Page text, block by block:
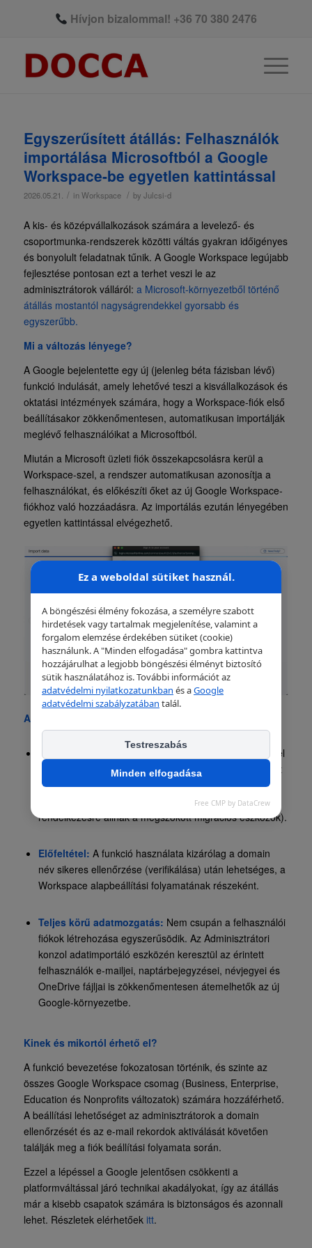
Hívjon bizalommal! +36 70 380 2476
Egyszerűsített átállás: Felhasználók
importálása Microsoftból a Google
Workspace-be egyetlen kattintással
2026.05.21. / inWorkspace / by Julcsi-d
A kis- és középvállalkozások számára a levelező- és
csoportmunka-rendszerek közötti váltás gyakran időigényes
és bonyolult feladatnak tűnik. A Google Workspace legújabb
fejlesztése pontosan ezt a terhet veszi le az
adminisztrátorok válláról: a Microsoft-környezetből történő
átállás mostantól nagyságrendekkel gyorsabb és
egyszerűbb.
Mi a változás lényege?
A Google bejelentette egy új (jelenleg béta fázisban lévő)
funkció indulását, amely lehetővé teszi a kisvállalkozások és
oktatási intézmények számára, hogy a Workspace-fiók első
beállításakor zökkenőmentesen, automatikusan importálják
meglévő felhasználóikat a Microsoftból.
Miután a Microsoft üzleti fiók összekapcsolásra kerül a
Workspace-szel, a rendszer automatikusan azonosítja a
felhasználókat, és előkészíti őket az új Google Workspace-
fiókhoz való hozzáadásra. Az importálás ezután lényegében
egyetlen kattintással elvégezhető.
A funkció legfontosabb részletei:
Gyorsított felhasználókezelés:A funkció segítségével
a szervezetek egyszerre akár 10 Microsoft-felhasználót
is importálhatnak teljesen automatikusan az új
rendszerbe (több felhasználó esetén továbbra is
rendelkezésre állnak a megszokott migrációs eszközök).
Előfeltétel: A funkció használata kizárólag a domain
név sikeres ellenőrzése (verifikálása) után lehetséges, a
Workspace alapbeállítási folyamatának részeként.
Teljes körű adatmozgatás: Nem csupán a felhasználói
fiókok létrehozása egyszerűsödik. Az Adminisztrátori
konzol adatimportáló eszközén keresztül az érintett
felhasználók e-mailjei, naptárbejegyzései, névjegyei és
OneDrive fájljai is zökkenőmentesen átemelhetők az új
Google-környezetbe.
Kinek és mikortól érhető el?
A funkció bevezetése fokozatosan történik, és szinte az
összes Google Workspace csomag (Business, Enterprise,
Education és Nonprofits változatok) számára hozzáférhető.
A beállítási lehetőséget az adminisztrátorok a domain
ellenőrzését és az e-mail rekordok aktiválását követően
találják meg a fiók beállítási folyamata során.
Ezzel a lépéssel a Google jelentősen csökkenti a
platformváltással járó technikai akadályokat, így az átállás
már a kisebb csapatok számára is biztonságos és azonnali
lehet. Részletek elérhetőek itt.
Ez a weboldal sütiket használ.
A böngészési élmény fokozása, a személyre szabott
hirdetések vagy tartalmak megjelenítése, valamint a
forgalom elemzése érdekében sütiket (cookie)
használunk. A "Minden elfogadása" gombra kattintva
hozzájárulhat a legjobb böngészési élményt biztosító
sütik használatához is. További információt az
adatvédelmi nyilatkozatunkban és aGoogle
adatvédelmi szabályzatában talál.
Minden elfogadása
Testreszabás
Free CMP by DataCrew